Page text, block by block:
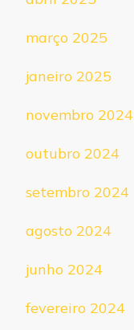
março 2025
janeiro 2025
novembro 2024
outubro 2024
setembro 2024
agosto 2024
junho 2024
fevereiro 2024